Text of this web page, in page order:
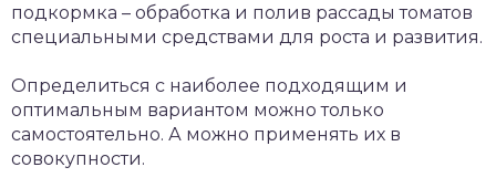
подкормка – обработка и полив рассады томатов
специальными средствами для роста и развития.
Определиться с наиболее подходящим и
оптимальным вариантом можно только
самостоятельно. А можно применять их в
совокупности.